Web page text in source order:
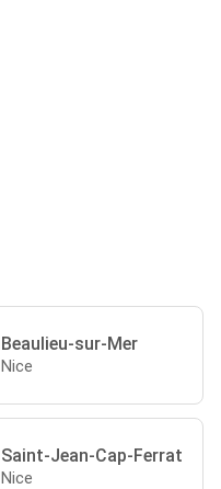
Beaulieu-sur-Mer
Nice
Saint-Jean-Cap-Ferrat
Nice